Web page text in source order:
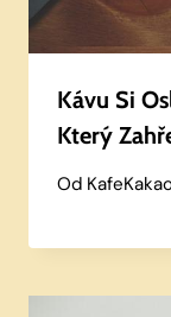
Kávu Si
Který
Od